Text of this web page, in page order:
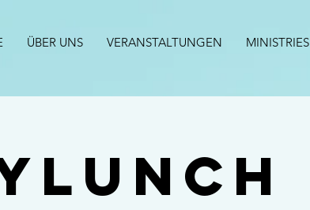
ÜBER UNS VERANSTALTUNGEN MINISTRIES